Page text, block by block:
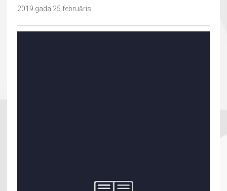
2019.gada 25.februāris